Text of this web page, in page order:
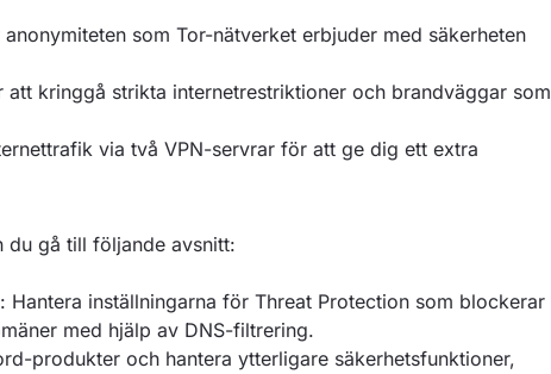
som Tor-nätverket erbjuder med säkerheten
kringgå strikta internetrestriktioner och brandväggar som
via två VPN-servrar för att ge dig ett extra
du gå till följande avsnitt:
Hantera inställningarna för Threat Protection som blockerar
med hjälp av DNS-filtrering.
produkter och hantera ytterligare säkerhetsfunktioner,